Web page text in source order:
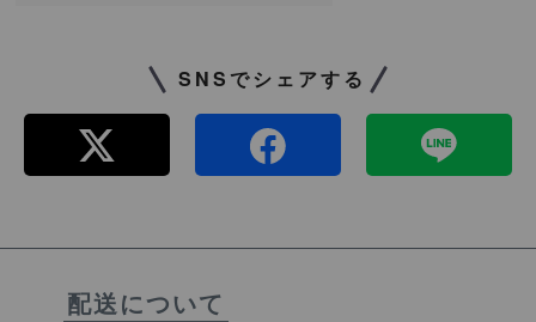
SNSでシェアする
配送について